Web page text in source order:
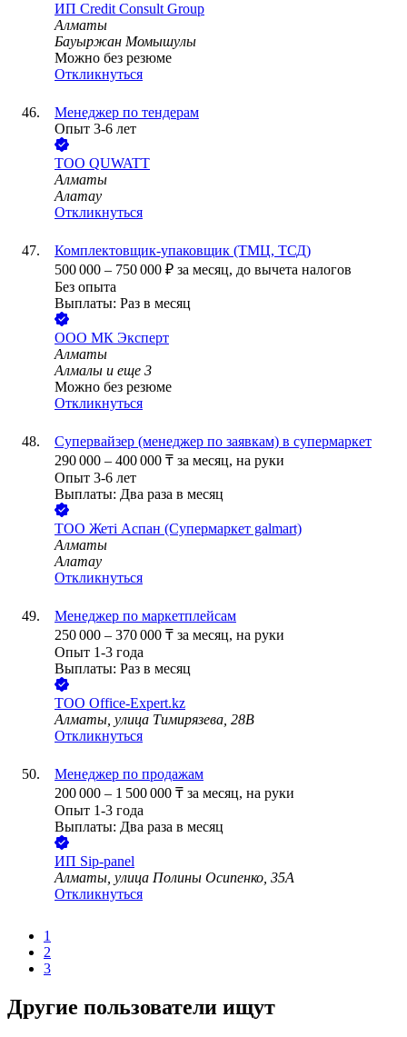
ИП Credit Consult Group
Алматы
Бауыржан Момышулы
Можно без резюме
Откликнуться
Менеджер по тендерам
Опыт 3-6 лет
ТОО QUWATT
Алматы
Алатау
Откликнуться
Комплектовщик-упаковщик (ТМЦ, ТСД)
500 000 – 750 000 ₽ за месяц, до вычета налогов
Без опыта
Выплаты: Раз в месяц
ООО МК Эксперт
Алматы
Алмалы и еще 3
Можно без резюме
Откликнуться
Супервайзер (менеджер по заявкам) в супермаркет
290 000 – 400 000 ₸ за месяц, на руки
Опыт 3-6 лет
Выплаты: Два раза в месяц
ТОО Жеті Аспан (Супермаркет galmart)
Алматы
Алатау
Откликнуться
Менеджер по маркетплейсам
250 000 – 370 000 ₸ за месяц, на руки
Опыт 1-3 года
Выплаты: Раз в месяц
ТОО Office-Expert.kz
Алматы, улица Тимирязева, 28В
Откликнуться
Менеджер по продажам
200 000 – 1 500 000 ₸ за месяц, на руки
Опыт 1-3 года
Выплаты: Два раза в месяц
ИП Sip-panel
Алматы, улица Полины Осипенко, 35А
Откликнуться
1
2
3
Другие пользователи ищут